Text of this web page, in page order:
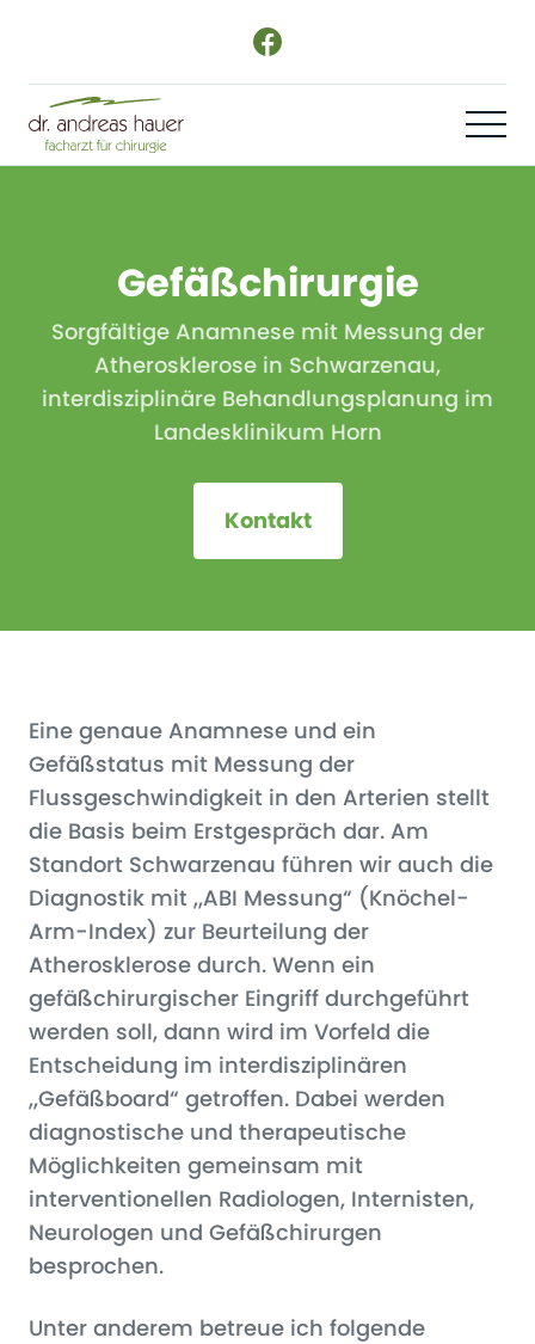
Gefäßchirurgie
Sorgfältige Anamnese mit Messung der
Atherosklerose in Schwarzenau,
interdisziplinäre Behandlungsplanung im
Landesklinikum Horn
Kontakt
Eine genaue Anamnese und ein
Gefäßstatus mit Messung der
Flussgeschwindigkeit in den Arterien stellt
die Basis beim Erstgespräch dar. Am
Standort Schwarzenau führen wir auch die
Diagnostik mit „ABI Messung“ (Knöchel-
Arm-Index) zur Beurteilung der
Atherosklerose durch. Wenn ein
gefäßchirurgischer Eingriff durchgeführt
werden soll, dann wird im Vorfeld die
Entscheidung im interdisziplinären
„Gefäßboard“ getroffen. Dabei werden
diagnostische und therapeutische
Möglichkeiten gemeinsam mit
interventionellen Radiologen, Internisten,
Neurologen und Gefäßchirurgen
besprochen.
Unter anderem betreue ich folgende